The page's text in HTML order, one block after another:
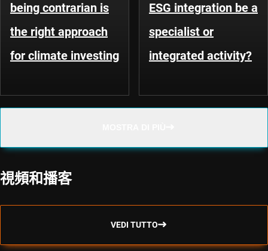
being contrarian is
the right approach
for climate investing
ESG integration be a
specialist or
integrated activity?
視頻和播客
VEDI TUTTO